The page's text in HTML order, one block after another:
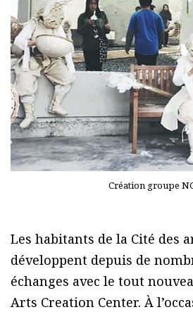
Création groupe
Les habitants de la Cité des
développent depuis de
échanges avec le tout
Arts Creation Center. À